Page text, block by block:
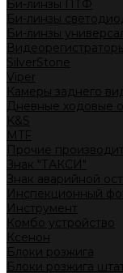
Би-линзы ПТФ
Би-линзы
Би-линзы
SilverStone
Viper
Камеры заднего
Дневные ходовые
K&S
MTF
Прочие
Знак "ТАКСИ"
Знак аварийной
Инспекционный
Инструмент
Комбо устройство
Ксенон
Блоки розжига
Блоки розжига